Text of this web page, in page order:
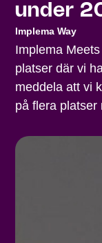
under
Implema Way
Implema
platser där vi
meddela att vi
på flera platser